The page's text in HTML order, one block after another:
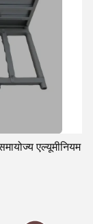
एल्यूमीनियम